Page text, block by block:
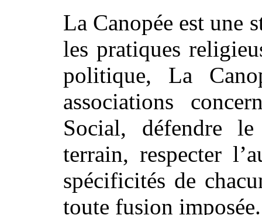
La Canopée est une
les pratiques
politique, La
associations
Social, défendre
terrain, respecter
spécificités de
toute fusion imposée.